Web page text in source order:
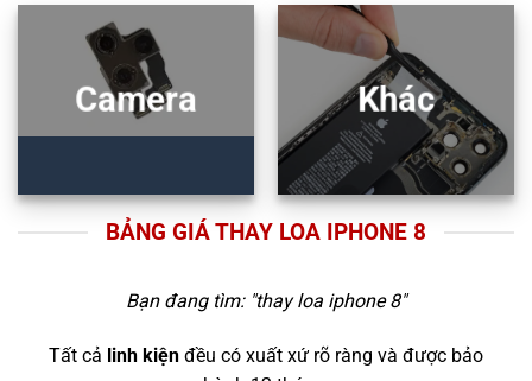
Camera Khác
BẢNG GIÁ THAY LOA IPHONE 8
Bạn đang tìm: "thay loa iphone 8"
Tất cả linh kiện đều có xuất xứ rõ ràng và được bảo